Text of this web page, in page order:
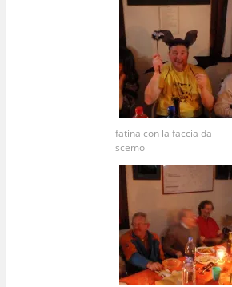
fatina con la faccia da
scemo